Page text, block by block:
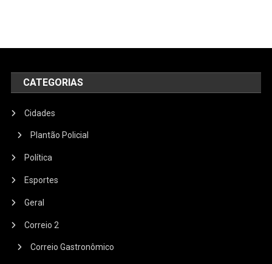
CATEGORIAS
Cidades
Plantão Policial
Política
Esportes
Geral
Correio 2
Correio Gastronômico